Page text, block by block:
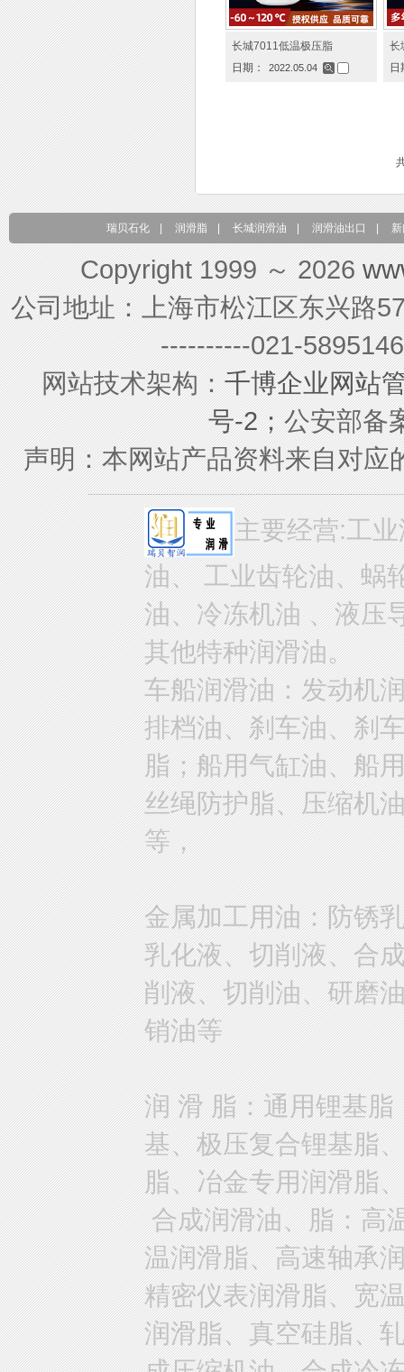
长城7011低温极压脂
日期：
2022.05.04
长
日
瑞贝石化 润滑脂 长城润滑油 润滑油出口
Copyright 1999 ～ 2026
公司地址：上海市松江区东兴路
----------021-
网站技术架构：千博企业网站
号-2；公安部备
声明：本网站产品资料来自对
主要经营:工
油、 工业齿轮油、蜗
油、冷冻机油 、液压
其他特种润滑油。
车船润滑油：发动机
排档油、刹车油、刹
脂；船用气缸油、船
丝绳防护脂、压缩机
等，
金属加工用油：防锈
乳化液、切削液、合
削液、切削油、研磨
销油等
润 滑 脂：通用锂基
基、极压复合锂基脂
脂、冶金专用润滑脂
合成润滑油、脂：高
温润滑脂、高速轴承
精密仪表润滑脂、宽
润滑脂、真空硅脂、